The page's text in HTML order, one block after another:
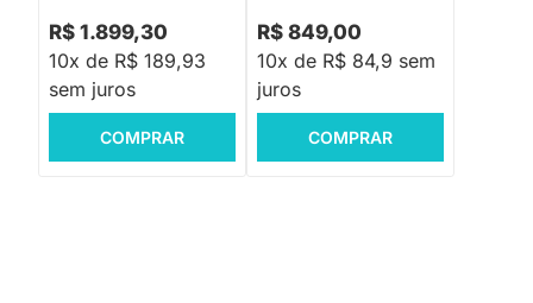
R$ 1.899,30
10x de R$ 189,93
sem juros
COMPRAR
R$ 849,00
10x de R$ 84,9 sem
juros
COMPRAR